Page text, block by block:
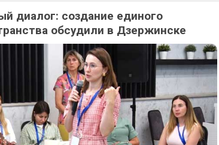
диалог: создание единого
обсудили в Дзержинске